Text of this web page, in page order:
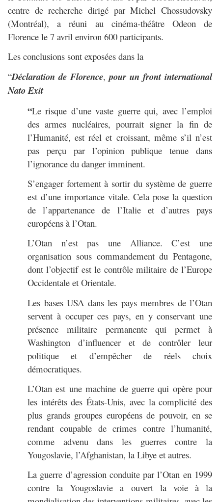
centre de recherche dirigé par Michel Chossudovsky
(Montréal), a réuni au cinéma-théâtre Odeon de
Florence le 7 avril environ 600 participants.
Les conclusions sont exposées dans la
“Déclaration de Florence,pour un front international
Nato Exit
“Le risque d’une vaste guerre qui, avec l’emploi
des armes nucléaires, pourrait signer la fin de
l’Humanité, est réel et croissant, même s’il n’est
pas perçu par l’opinion publique tenue dans
l’ignorance du danger imminent.
S’engager fortement à sortir du système de guerre
est d’une importance vitale. Cela pose la question
de l’appartenance de l’Italie et d’autres pays
européens à l’Otan.
L’Otan n’est pas une Alliance. C’est une
organisation sous commandement du Pentagone,
dont l’objectif est le contrôle militaire de l’Europe
Occidentale et Orientale.
Les bases USA dans les pays membres de l’Otan
servent à occuper ces pays, en y conservant une
présence militaire permanente qui permet à
Washington d’influencer et de contrôler leur
politique et d’empêcher de réels choix
démocratiques.
L’Otan est une machine de guerre qui opère pour
les intérêts des États-Unis, avec la complicité des
plus grands groupes européens de pouvoir, en se
rendant coupable de crimes contre l’humanité,
comme advenu dans les guerres contre la
Yougoslavie, l’Afghanistan, la Libye et autres.
La guerre d’agression conduite par l’Otan en 1999
contre la Yougoslavie a ouvert la voie à la